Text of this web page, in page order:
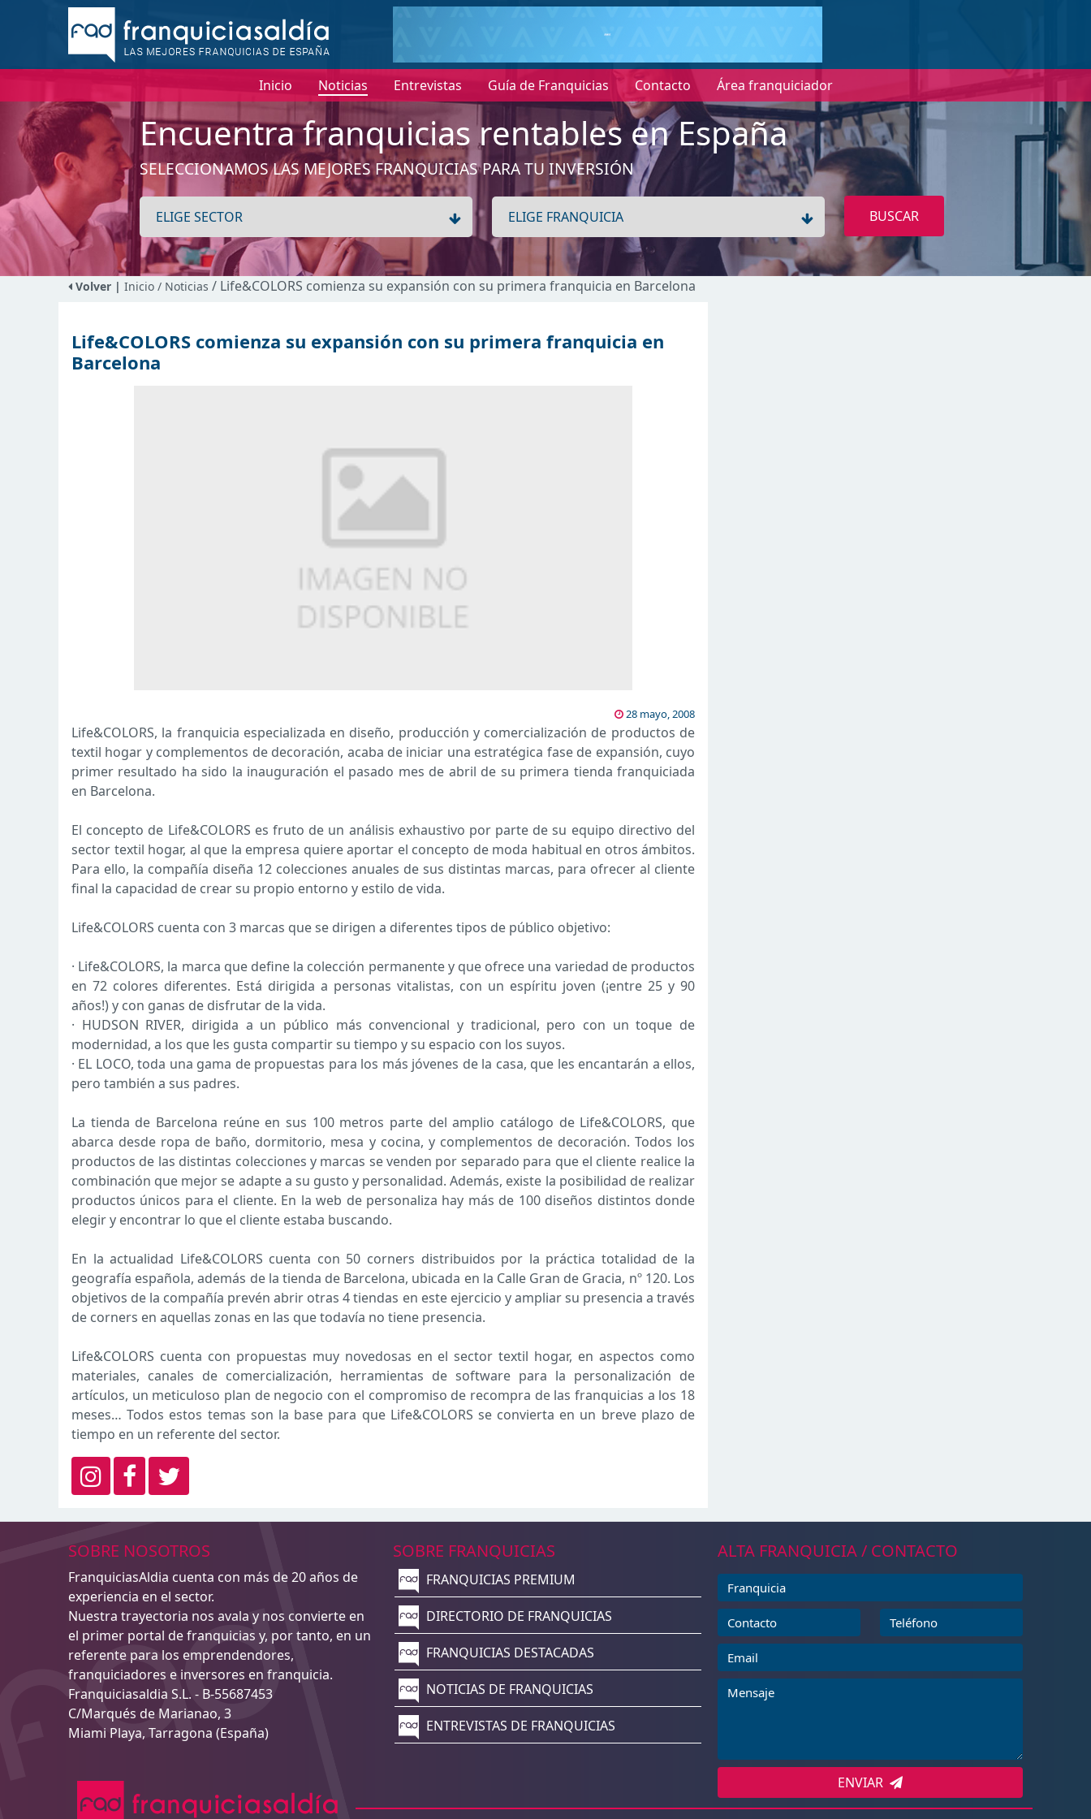
Inicio Noticias Entrevistas Guía de Franquicias Contacto Área franquiciador
Encuentra franquicias rentables en España
SELECCIONAMOS LAS MEJORES FRANQUICIAS PARA TU INVERSIÓN
BUSCAR
Volver | Inicio / Noticias / Life&COLORS comienza su expansión con su primera franquicia en Barcelona
Life&COLORS comienza su expansión con su primera franquicia en
Barcelona
28 mayo, 2008
Life&COLORS, la franquicia especializada en diseño, producción y comercialización de productos de
textil hogar y complementos de decoración, acaba de iniciar una estratégica fase de expansión, cuyo
primer resultado ha sido la inauguración el pasado mes de abril de su primera tienda franquiciada
en Barcelona.
El concepto de Life&COLORS es fruto de un análisis exhaustivo por parte de su equipo directivo del
sector textil hogar, al que la empresa quiere aportar el concepto de moda habitual en otros ámbitos.
Para ello, la compañía diseña 12 colecciones anuales de sus distintas marcas, para ofrecer al cliente
final la capacidad de crear su propio entorno y estilo de vida.
Life&COLORS cuenta con 3 marcas que se dirigen a diferentes tipos de público objetivo:
· Life&COLORS, la marca que define la colección permanente y que ofrece una variedad de productos
en 72 colores diferentes. Está dirigida a personas vitalistas, con un espíritu joven (¡entre 25 y 90
años!) y con ganas de disfrutar de la vida.
· HUDSON RIVER, dirigida a un público más convencional y tradicional, pero con un toque de
modernidad, a los que les gusta compartir su tiempo y su espacio con los suyos.
· EL LOCO, toda una gama de propuestas para los más jóvenes de la casa, que les encantarán a ellos,
pero también a sus padres.
La tienda de Barcelona reúne en sus 100 metros parte del amplio catálogo de Life&COLORS, que
abarca desde ropa de baño, dormitorio, mesa y cocina, y complementos de decoración. Todos los
productos de las distintas colecciones y marcas se venden por separado para que el cliente realice la
combinación que mejor se adapte a su gusto y personalidad. Además, existe la posibilidad de realizar
productos únicos para el cliente. En la web de personaliza hay más de 100 diseños distintos donde
elegir y encontrar lo que el cliente estaba buscando.
En la actualidad Life&COLORS cuenta con 50 corners distribuidos por la práctica totalidad de la
geografía española, además de la tienda de Barcelona, ubicada en la Calle Gran de Gracia, nº 120. Los
objetivos de la compañía prevén abrir otras 4 tiendas en este ejercicio y ampliar su presencia a través
de corners en aquellas zonas en las que todavía no tiene presencia.
Life&COLORS cuenta con propuestas muy novedosas en el sector textil hogar, en aspectos como
materiales, canales de comercialización, herramientas de software para la personalización de
artículos, un meticuloso plan de negocio con el compromiso de recompra de las franquicias a los 18
meses… Todos estos temas son la base para que Life&COLORS se convierta en un breve plazo de
tiempo en un referente del sector.
SOBRE NOSOTROS
FranquiciasAldia cuenta con más de 20 años de
experiencia en el sector.
Nuestra trayectoria nos avala y nos convierte en
el primer portal de franquicias y, por tanto, en un
referente para los emprendendores,
franquiciadores e inversores en franquicia.
Franquiciasaldia S.L. - B-55687453
C/Marqués de Marianao, 3
Miami Playa, Tarragona (España)
SOBRE FRANQUICIAS
FRANQUICIAS PREMIUM
DIRECTORIO DE FRANQUICIAS
FRANQUICIAS DESTACADAS
NOTICIAS DE FRANQUICIAS
ENTREVISTAS DE FRANQUICIAS
ALTA FRANQUICIA / CONTACTO
ENVIAR